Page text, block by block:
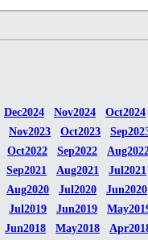
Dec2024 Nov2024
Oct2024
Nov2023 Oct2023
Oct2022 Sep2022
Sep2021 Aug2021
Jul2021
Aug2020 Jul2020
Jun2020
Jul2019 Jun2019
Jun2018 May2018